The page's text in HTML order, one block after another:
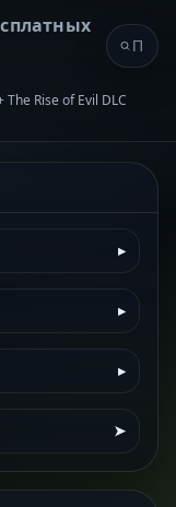
Rise of Evil DLC
▸
▸
▸
➤